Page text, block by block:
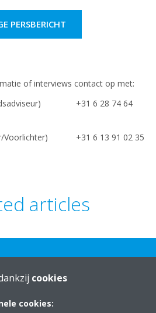
PERSBERICHT
of interviews contact op met:
+31 6 28 74 64
Voorlichter) +31 6 13 91 02 35
articles
cookies
cookies: